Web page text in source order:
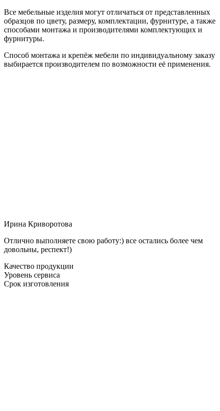
Все мебельные изделия могут отличаться от представленных
образцов по цвету, размеру, комплектации, фурнитуре, а также
способами монтажа и производителями комплектующих и
фурнитуры.
Способ монтажа и крепёж мебели по индивидуальному заказу
выбирается производителем по возможности её применения.
Ирина Криворотова
Отлично выполняете свою работу:) все остались более чем
довольны, респект!)
Качество продукции
Уровень сервиса
Срок изготовления